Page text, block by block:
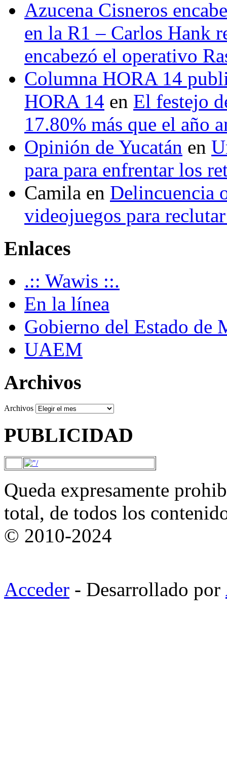
Azucena Cisneros
en la R1 – Carlos Hank
encabezó el operativo
Columna HORA 14
HORA 14 en El festejo
17.80% más que el año
Opinión de Yucatán en
para para enfrentar los
Camila en Delincuencia
videojuegos para
Enlaces
.:: Wawis ::.
En la línea
Gobierno del Estado de
UAEM
Archivos
Archivos
PUBLICIDAD
Queda expresamente
total, de todos los
© 2010-2024
Acceder - Desarrollado por